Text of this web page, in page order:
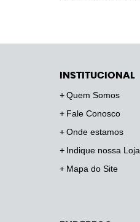
INSTITUCIONAL
Quem Somos
Fale Conosco
Onde estamos
Indique nossa Loja
Mapa do Site